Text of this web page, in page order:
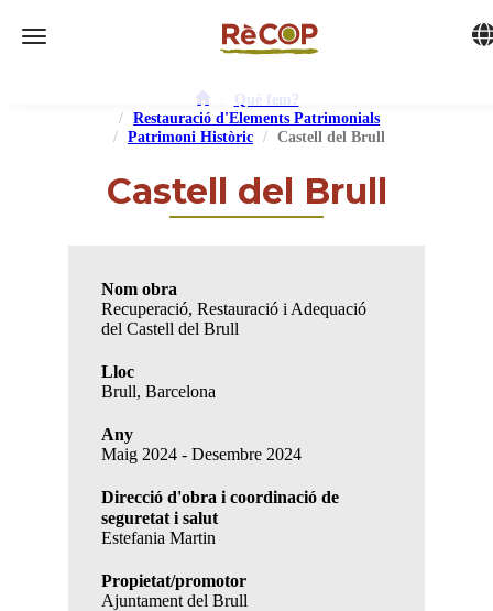
Toggle navigation
Què fem?
Restauració d'Elements Patrimonials
Patrimoni Històric
Castell del Brull
Castell del Brull
Nom obra
Recuperació, Restauració i Adequació
del Castell del Brull
Lloc
Brull, Barcelona
Any
Maig 2024 - Desembre 2024
Direcció d'obra i coordinació de
seguretat i salut
Estefania Martin
Propietat/promotor
Ajuntament del Brull